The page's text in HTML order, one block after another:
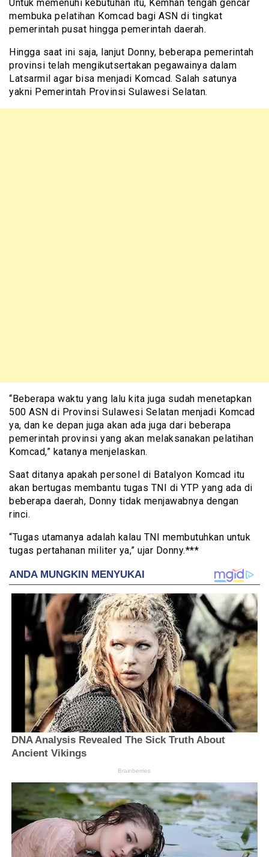
Untuk memenuhi kebutuhan itu, Kemhan tengah gencar
membuka pelatihan Komcad bagi ASN di tingkat
pemerintah pusat hingga pemerintah daerah.
Hingga saat ini saja, lanjut Donny, beberapa pemerintah
provinsi telah mengikutsertakan pegawainya dalam
Latsarmil agar bisa menjadi Komcad. Salah satunya
yakni Pemerintah Provinsi Sulawesi Selatan.
“Beberapa waktu yang lalu kita juga sudah menetapkan
500 ASN di Provinsi Sulawesi Selatan menjadi Komcad
ya, dan ke depan juga akan ada juga dari beberapa
pemerintah provinsi yang akan melaksanakan pelatihan
Komcad,” katanya menjelaskan.
Saat ditanya apakah personel di Batalyon Komcad itu
akan bertugas membantu tugas TNI di YTP yang ada di
beberapa daerah, Donny tidak menjawabnya dengan
rinci.
“Tugas utamanya adalah kalau TNI membutuhkan untuk
tugas pertahanan militer ya,” ujar Donny.***